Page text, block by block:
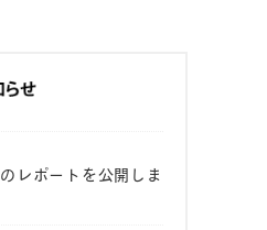
のレポートを公開しま